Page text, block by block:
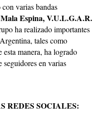
varias bandas
Mala Espina, V.U.L.G.A.R.
ha realizado importantes
tales como
manera, ha logrado
seguidores en varias
REDES SOCIALES: